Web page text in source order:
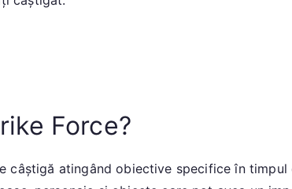
recompenselor
Force?
câștigă atingând obiective specifice în timpul